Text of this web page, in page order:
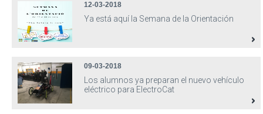
12-03-2018
Ya está aquí la Semana de la Orientación
09-03-2018
Los alumnos ya preparan el nuevo vehículo
eléctrico para ElectroCat